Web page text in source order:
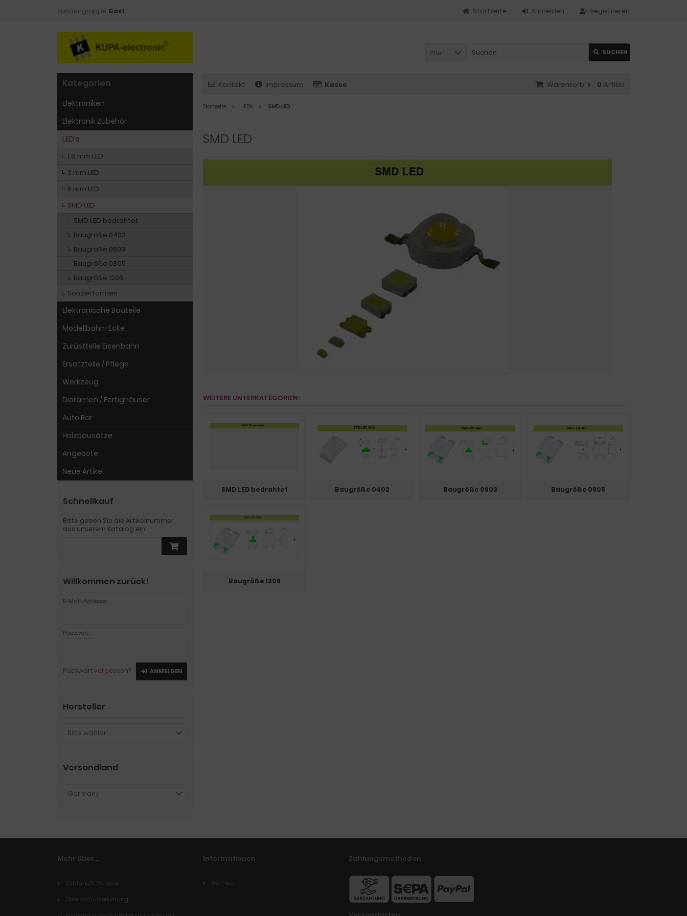
Kundengruppe: Gast Registrieren
Anmelden
Startseite
Alle SUCHEN
Kontakt Impressum Kasse Warenkorb 0 Artikel
Startseite LED's SMD LED
SMD LED
WEITERE UNTERKATEGORIEN:
SMD LED bedrahtet Baugröße 0402 Baugröße 0603 Baugröße 0805
Baugröße 1206
Kategorien
Elektroniken
Elektronik Zubehör
LED's
1,8 mm LED
3 mm LED
5 mm LED
SMD LED
SMD LED bedrahtet
Baugröße 0402
Baugröße 0603
Baugröße 0805
Baugröße 1206
Sonderformen
Elektronische Bauteile
Modellbahn-Ecke
Zurüstteile Eisenbahn
Ersatzteile / Pflege
Werkzeug
Dioramen / Fertighäuser
Auto Bar
Holzbausätze
Angebote
Neue Artikel
Schnellkauf
Bitte geben Sie die Artikelnummer
aus unserem Katalog ein.
Willkommen zurück!
E-Mail-Adresse:
Passwort:
Passwort vergessen? ANMELDEN
Hersteller
Bitte wählen
Versandland
Germany
Mehr über...
Zahlung & Versand
Datenschutzerklärung
Informationen
Sitemap
Zahlungsmethoden